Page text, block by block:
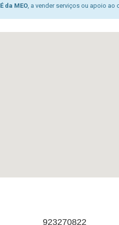
É da MEO, a vender serviços ou apoio ao
923270822